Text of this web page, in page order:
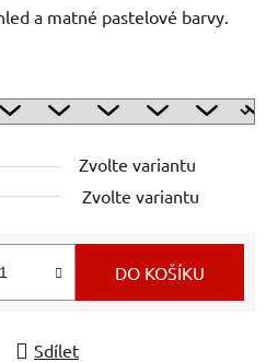
a matné pastelové barvy.
Zvolte variantu
Zvolte variantu
DO KOŠÍKU
Sdílet